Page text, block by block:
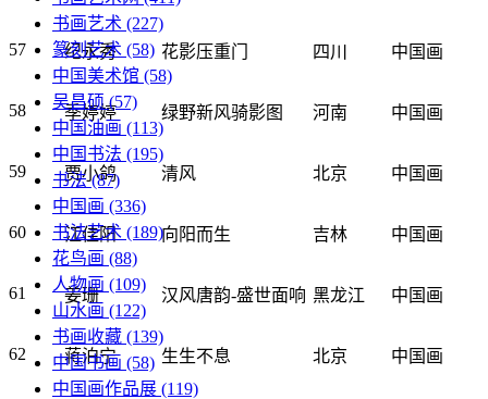
57 纪永秀 花影压重门 四川 中国画
58 季婷婷 绿野新风骑影图 河南 中国画
59 贾小鸽 清风 北京 中国画
60 江佳阳 向阳而生 吉林 中国画
61 姜珊 汉风唐韵-盛世面响 黑龙江 中国画
62 蒋泊宁 生生不息 北京 中国画
书画艺术 (227)
篆刻艺术 (58)
中国美术馆 (58)
吴昌硕(57)
中国油画 (113)
中国书法 (195)
书法(87)
中国画 (336)
书法艺术 (189)
花鸟画 (88)
人物画 (109)
山水画 (122)
书画收藏 (139)
中国书画 (58)
中国画作品展 (119)